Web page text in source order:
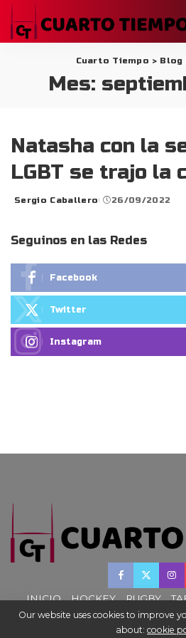
Cuarto Tiempo > Blog
Mes:
Natasha con la
LGBT se trajo la
Posted
Sergio Caballero 26/09/2022
Seguinos en las Redes
Facebook
Twitter
Instagram
INICIO HOCKEY RUGBY
Our website uses cookies to improve
about: cookie